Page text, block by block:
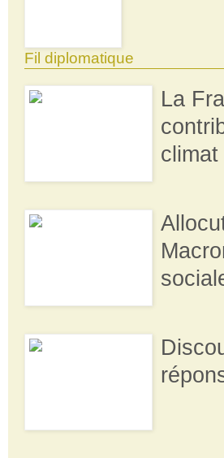
Fil diplomatique
La
climat